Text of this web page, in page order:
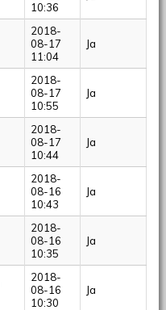
10:36
2018-
08-17
11:04
Ja
2018-
08-17
10:55
Ja
2018-
08-17
10:44
Ja
2018-
08-16
10:43
Ja
2018-
08-16
10:35
Ja
2018-
08-16
10:30
Ja